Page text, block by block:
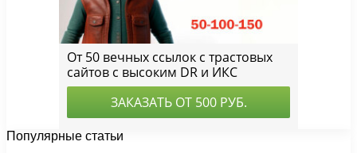
Популярные статьи